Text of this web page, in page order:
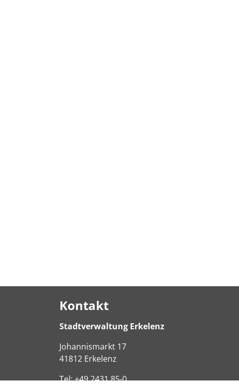
Kontakt
Stadtverwaltung Erkelenz
Johannismarkt 17
41812 Erkelenz
Tel:+49 2431 85-0